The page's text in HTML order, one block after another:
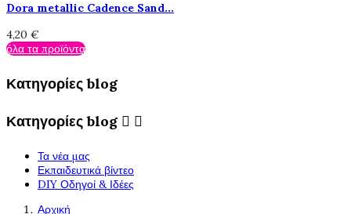
Dora metallic Cadence Sand...
4,20 €
όλα τα προϊόντα
Κατηγορίες blog
Κατηγορίες blog  
Τα νέα μας
Εκπαιδευτικά βίντεο
DIY Οδηγοί & Ιδέες
Αρχική